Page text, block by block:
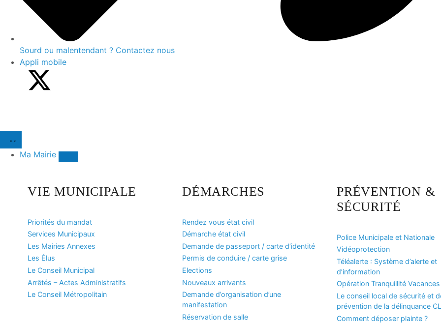
Sourd ou malentendant ? Contactez nous
Appli mobile
Ma Mairie
VIE MUNICIPALE
Priorités du mandat
Services Municipaux
Les Mairies Annexes
Les Élus
Le Conseil Municipal
Arrêtés – Actes Administratifs
Le Conseil Métropolitain
DÉMARCHES
Rendez vous état civil
Démarche état civil
Demande de passeport / carte d’identité
Permis de conduire / carte grise
Elections
Nouveaux arrivants
Demande d’organisation d’une
manifestation
Réservation de salle
PRÉVENTION &
SÉCURITÉ
Police Municipale et Nationale
Vidéoprotection
Téléalerte : Système d’alerte et
d’information
Opération Tranquillité Vacances
Le conseil local de sécurité et
prévention de la délinquance
Comment déposer plainte ?